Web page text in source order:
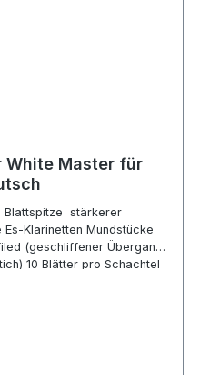
White Master für
Blattspitze stärkerer
Klarinetten Mundstücke
(geschliffener Übergang
10 Blätter pro Schachtel